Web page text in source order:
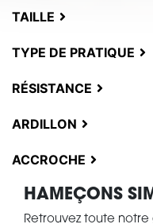
TAILLE
TYPE DE PRATIQUE
RÉSISTANCE
ARDILLON
ACCROCHE
HAMEÇONS
Retrouvez toute